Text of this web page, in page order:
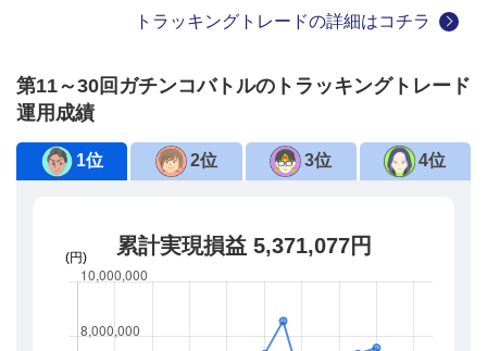
トラッキングトレードの詳細はコチラ
第11～30回ガチンコバトルのトラッキングトレード
運用成績
1位 2位 3位 4位